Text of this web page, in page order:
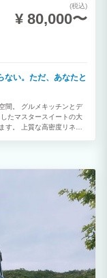
(税込)
¥ 80,000〜
い。ただ、あなたと
間。 グルメキッチンとデ
たマスタースイートの大
す。 上質な高密度リネン